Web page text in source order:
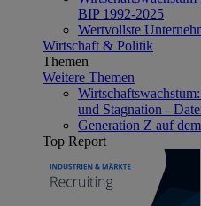
BIP 1992-2025
Wertvollste
Wirtschaft & Politik
Themen
Weitere Themen
und Stagnation -
Generation Z auf
Top Report